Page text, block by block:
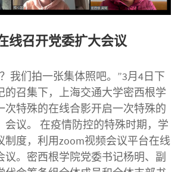
线召开党委扩大会议
我们拍一张集体照吧。”3月4日下
的召集下，上海交通大学密西根学
次特殊的在线合影开启一次特殊的
会议。 在疫情防控的特殊时期，学
制度，利用zoom视频会议平台在线
议。密西根学院党委书记杨明、副